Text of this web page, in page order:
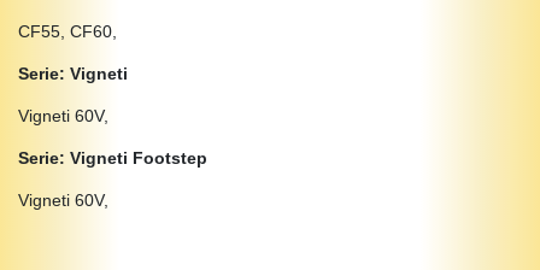
CF55, CF60,
Serie: Vigneti
Vigneti 60V,
Serie: Vigneti Footstep
Vigneti 60V,